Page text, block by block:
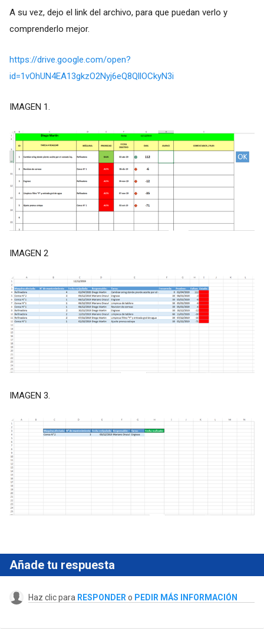
A su vez, dejo el link del archivo, para que puedan verlo y
comprenderlo mejor.
https://drive.google.com/open?
id=1vOhUN4EA13gkzO2Nyj6eQ8QllOCkyN3i
IMAGEN 1.
IMAGEN 2
IMAGEN 3.
Añade tu respuesta
Haz clic para RESPONDER o PEDIR MÁS INFORMACIÓN